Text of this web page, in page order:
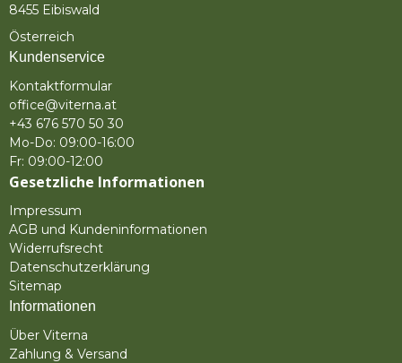
8455 Eibiswald
Österreich
Kundenservice
Kontaktformular
office@viterna.at
+43 676 570 50 30
Mo-Do: 09:00-16:00
Fr: 09:00-12:00
Gesetzliche Informationen
Impressum
AGB und Kundeninformationen
Widerrufsrecht
Datenschutzerklärung
Sitemap
Informationen
Über Viterna
Zahlung & Versand